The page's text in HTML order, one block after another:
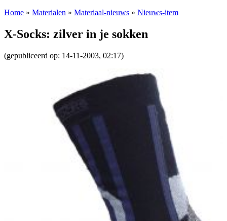
Home » Materialen » Materiaal-nieuws » Nieuws-item
X-Socks: zilver in je sokken
(gepubliceerd op: 14-11-2003, 02:17)